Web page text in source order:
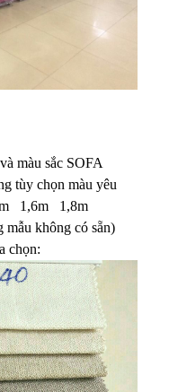
màu sắc SOFA
tùy chọn màu yêu
1,6m 1,8m
không có sẵn)
chọn: